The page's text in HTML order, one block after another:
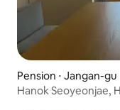
Pension ⋅ Jangan-gu
Hanok Seoyeonjae,